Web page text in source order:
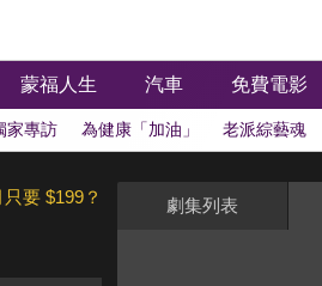
蒙福人生 汽車 免費電影
家專訪 為健康「加油」 老派綜藝魂
要 $199？ 劇集列表